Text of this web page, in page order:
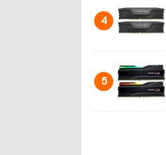
4
5